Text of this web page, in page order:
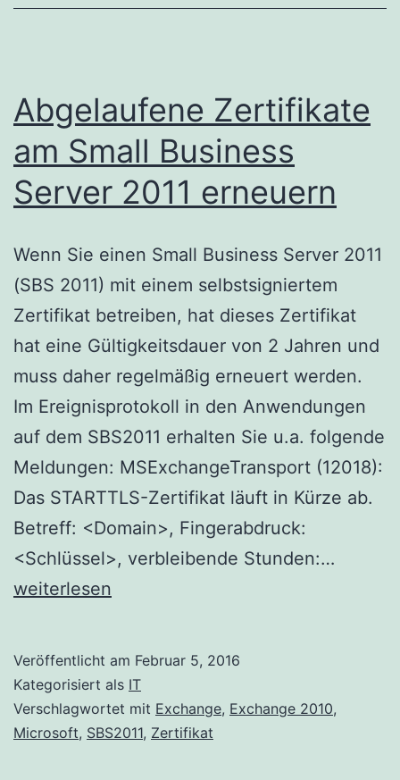
Abgelaufene Zertifikate
am Small Business
Server 2011 erneuern
Wenn Sie einen Small Business Server 2011
(SBS 2011) mit einem selbstsigniertem
Zertifikat betreiben, hat dieses Zertifikat
hat eine Gültigkeitsdauer von 2 Jahren und
muss daher regelmäßig erneuert werden.
Im Ereignisprotokoll in den Anwendungen
auf dem SBS2011 erhalten Sie u.a. folgende
Meldungen: MSExchangeTransport (12018):
Das STARTTLS-Zertifikat läuft in Kürze ab.
Betreff: <Domain>, Fingerabdruck:
<Schlüssel>, verbleibende Stunden:…
Server
weiterlesen
Veröffentlicht am Februar 5, 2016
Kategorisiert als IT
Verschlagwortet mit Exchange, Exchange 2010,
Microsoft, SBS2011, Zertifikat